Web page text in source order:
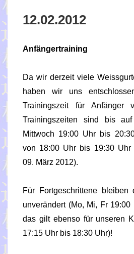
12.02.2012
Anfängertraining
Da wir derzeit viele
haben wir uns
Trainingszeit für Anfänger
Trainingszeiten sind bis
Mittwoch 19:00 Uhr bis
von 18:00 Uhr bis 19:30 Uhr
09. März 2012).
Für Fortgeschrittene bleiben
unverändert (Mo, Mi, Fr
das gilt ebenso für unseren
17:15 Uhr bis 18:30 Uhr)!